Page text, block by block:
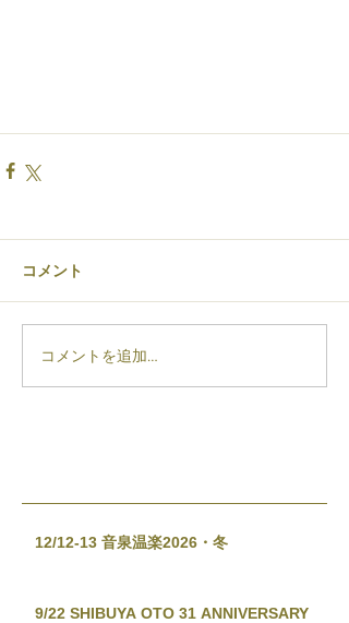
コメント
コメントを追加…
12/12-13 音泉温楽2026・冬
9/22 SHIBUYA OTO 31 ANNIVERSARY